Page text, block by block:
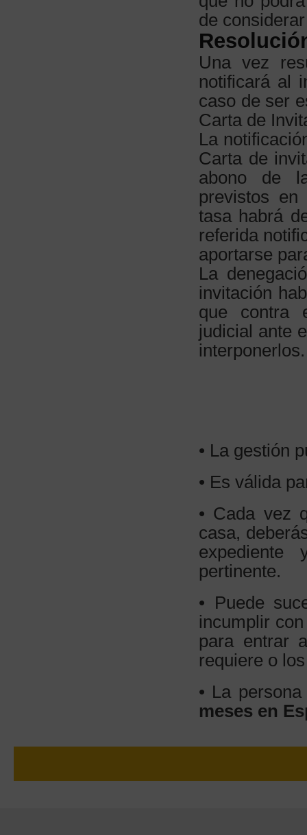
de
Una vez
notificará al
caso de ser
Carta de
La
Carta de
abono de
previstos
tasa habrá
referida
aportarse
La
invitación
que contra
judicial ante
interponerlos.
• La gestión
• Es válida
• Cada vez
casa,
expediente
pertinente.
• Puede
incumplir
para entrar
requiere o
• La
meses en